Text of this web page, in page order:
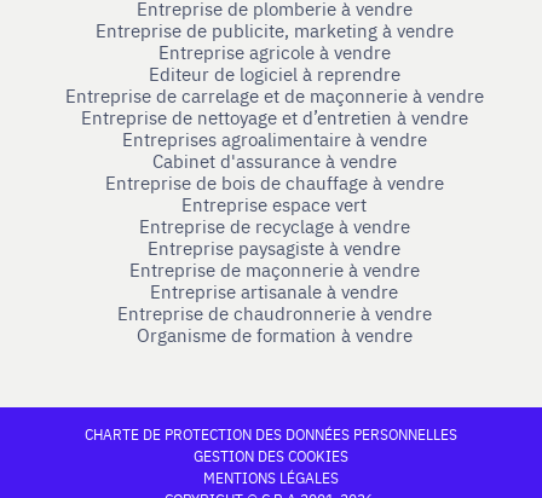
Entreprise de plomberie à vendre
Entreprise de publicite, marketing à vendre
Entreprise agricole à vendre
Editeur de logiciel à reprendre
Entreprise de carrelage et de maçonnerie à vendre
Entreprise de nettoyage et d’entretien à vendre
Entreprises agroalimentaire à vendre
Cabinet d'assurance à vendre
Entreprise de bois de chauffage à vendre
Entreprise espace vert
Entreprise de recyclage à vendre
Entreprise paysagiste à vendre
Entreprise de maçonnerie à vendre
Entreprise artisanale à vendre
Entreprise de chaudronnerie à vendre
Organisme de formation à vendre
CHARTE DE PROTECTION DES DONNÉES PERSONNELLES
GESTION DES COOKIES
MENTIONS LÉGALES